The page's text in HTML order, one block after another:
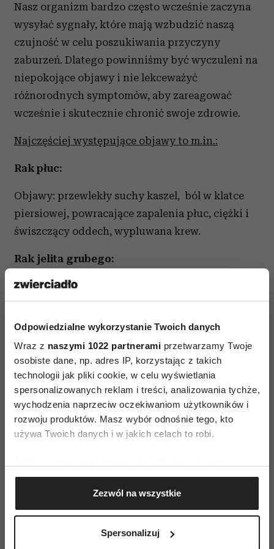
Odpowiedzialne wykorzystanie Twoich danych
Wraz z naszymi 1022 partnerami przetwarzamy Twoje
osobiste dane, np. adres IP, korzystając z takich
technologii jak pliki cookie, w celu wyświetlania
spersonalizowanych reklam i treści, analizowania tychże,
wychodzenia naprzeciw oczekiwaniom użytkowników i
rozwoju produktów. Masz wybór odnośnie tego, kto
używa Twoich danych i w jakich celach to robi.
Gromadzić dane dotyczące Twojej lokalizacji
geograficznej z dokładnością nawet do kilku metrów
Identyfikować Twoje urządzenie, aktywnie
(fingerprinting, czyli wirtualny odcisk palca)
Zezwól na wszystkie
Spersonalizuj
Nasz organizm bardzo często wcześnie zaczyna
wysyłać sygnały, które mają wzbudzić naszą
czujność w celu poszukiwania przyczyny
zaburzeń. Dlatego powinniśmy być wyczuleni na
niepokojące objawy i nie lekceważyć
różnorodnych symptomów, aby zareagować
wcześnie i skutecznie chronić swoje zdrowie.
Najczęściej występujące objawy to m.in.:
Rak płuc:
Objawy: przewlekły suchy kaszel, ból w klatce
piersiowej, powracające zapalenia płuc, ciężki i
świszczący oddech, wypluwana krew.
Rak jelita grubego:
Objawy: zmiany rytmu wypróżnień, stały
dyskomfort okolicy brzusznej, duży spadek wagi.
Rak piersi:
Objawy: zmiany kształtu lub koloru gruczołu
sutkowego, wyczuwalne guzki, wydzielina
z brodawki, ból piersi.
Chłoniak:
z przeziębieniem lub grypą. Najczęstszym
pachwinowych lub w innych umiejscowieniach.
U chorego mogą występować także: gorączka,